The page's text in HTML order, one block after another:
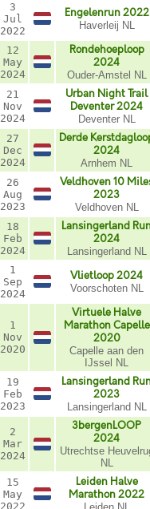
3
Jul
2022
Engelenrun 2022
Haverleij NL
12
May
2024
Rondehoeploop
2024
Ouder-Amstel NL
21
Nov
2024
Urban Night Trail
Deventer 2024
Deventer NL
27
Dec
2024
Derde
2024
Arnhem NL
26
Aug
2023
Veldhoven 10
2023
Veldhoven NL
18
Feb
2024
Lansingerland
2024
Lansingerland NL
1
Sep
2024
Vlietloop 2024
Voorschoten NL
1
Nov
2020
Virtuele Halve
Marathon Capelle
2020
Capelle aan den
IJssel NL
19
Feb
2023
Lansingerland
2023
Lansingerland NL
2
Mar
2024
3bergenLOOP
2024
Utrechtse
NL
15
May
2022
Leiden Halve
Marathon 2022